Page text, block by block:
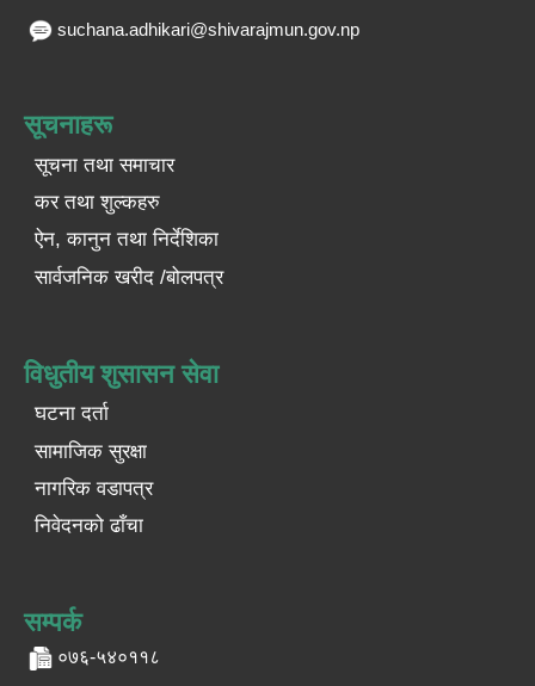
suchana.adhikari@shivarajmun.gov.np
सूचनाहरू
सूचना तथा समाचार
कर तथा शुल्कहरु
ऐन, कानुन तथा निर्देशिका
सार्वजनिक खरीद /बोलपत्र
विधुतीय शुसासन सेवा
घटना दर्ता
सामाजिक सुरक्षा
नागरिक वडापत्र
निवेदनको ढाँचा
सम्पर्क
०७६-५४०११८